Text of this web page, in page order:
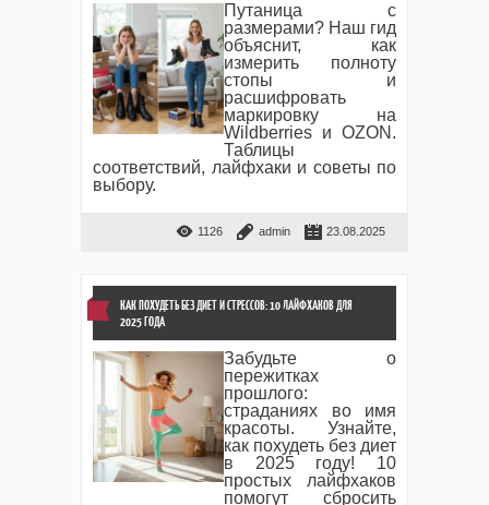
Путаница с
размерами? Наш гид
объяснит, как
измерить полноту
стопы и
расшифровать
маркировку на
Wildberries и OZON.
Таблицы
соответствий, лайфхаки и советы по
выбору.
1126 admin 23.08.2025
КАК ПОХУДЕТЬ БЕЗ ДИЕТ И СТРЕССОВ: 10 ЛАЙФХАКОВ ДЛЯ
2025 ГОДА
Забудьте о
пережитках
прошлого:
страданиях во имя
красоты. Узнайте,
как похудеть без диет
в 2025 году! 10
простых лайфхаков
помогут сбросить